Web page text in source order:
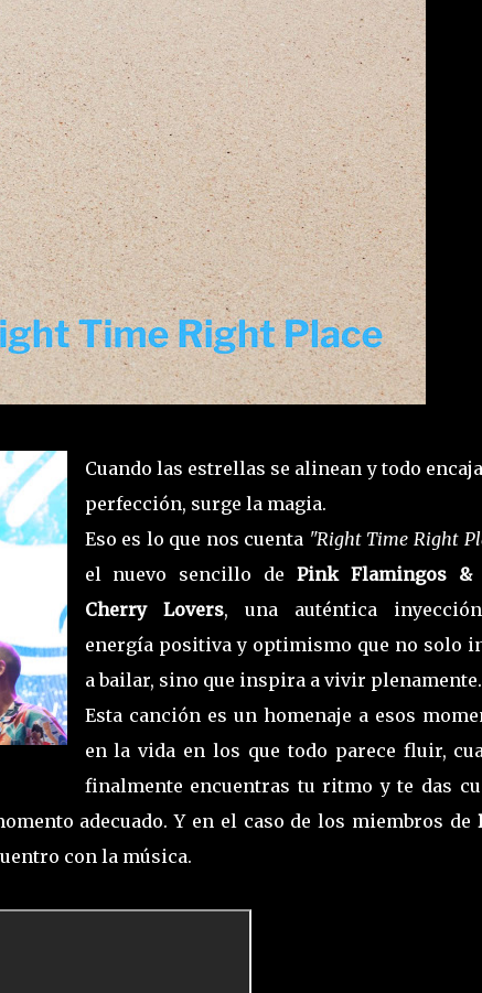
Cuando las estrellas se alinean y todo
perfección, surge la magia.
Eso es lo que nos cuenta "Right Time Right
el nuevo sencillo de Pink Flamingos &
Cherry Lovers, una auténtica
energía positiva y optimismo que no solo
a bailar, sino que inspira a vivir plenamente.
Esta canción es un homenaje a esos
en la vida en los que todo parece fluir,
finalmente encuentras tu ritmo y te das
adecuado. Y en el caso de los miembros de
con la música.